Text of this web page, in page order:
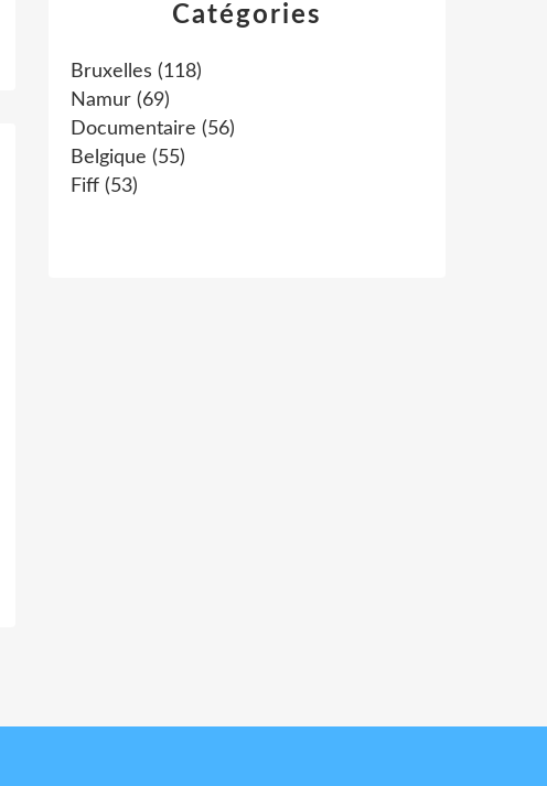
Catégories
Bruxelles (118)
Namur (69)
Documentaire (56)
Belgique (55)
Fiff (53)